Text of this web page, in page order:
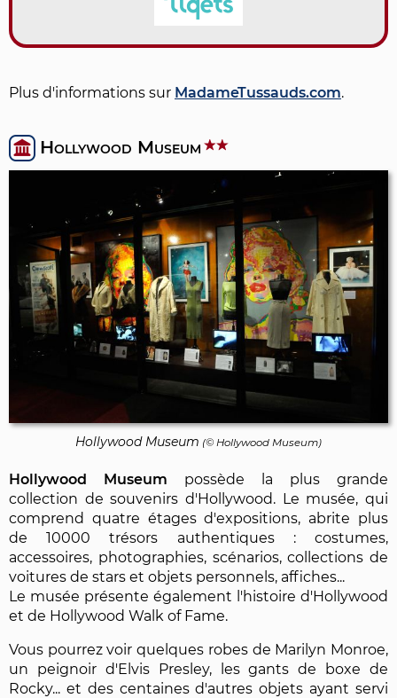
Plus d'informations sur MadameTussauds.com.
Hollywood Museum
Hollywood Museum (© Hollywood Museum)
Hollywood Museum possède la plus grande
collection de souvenirs d'Hollywood. Le musée, qui
comprend quatre étages d'expositions, abrite plus
de 10000 trésors authentiques : costumes,
accessoires, photographies, scénarios, collections de
voitures de stars et objets personnels, affiches...
Le musée présente également l'histoire d'Hollywood
et de Hollywood Walk of Fame.
Vous pourrez voir quelques robes de Marilyn Monroe,
un peignoir d'Elvis Presley, les gants de boxe de
Rocky... et des centaines d'autres objets ayant servi